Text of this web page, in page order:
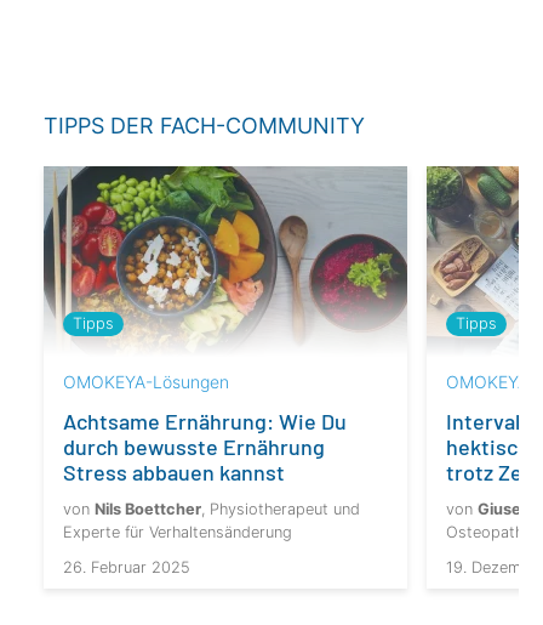
TIPPS DER FACH-COMMUNITY
Tipps
OMOKEYA-Lösungen
Achtsame Ernährung: Wie Du
durch bewusste Ernährung
Stress abbauen kannst
von Nils Boettcher, Physiotherapeut und
Experte für Verhaltensänderung
26. Februar 2025
Tipps
OMOKEYA-
trotz
von
Osteopath
19.